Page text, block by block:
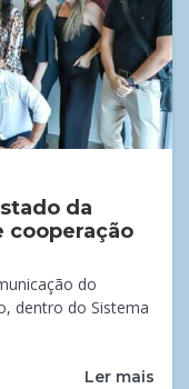
da
cooperação
do
dentro do Sistema
Ler mais